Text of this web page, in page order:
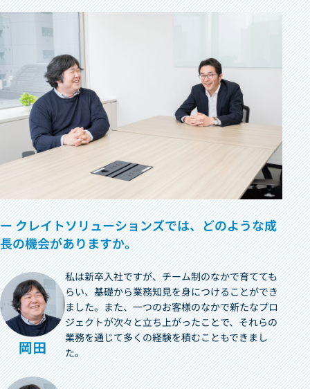
ー クレイトソリューションズでは、どのような成
長の機会がありますか。
私は新卒入社ですが、チーム制のなかで育てても
らい、基礎から業務知見を身につけることができ
ました。また、一つのお客様のなかで新たなプロ
ジェクトが次々と立ち上がったことで、それらの
業務を通じて多くの経験を積むこともできまし
た。